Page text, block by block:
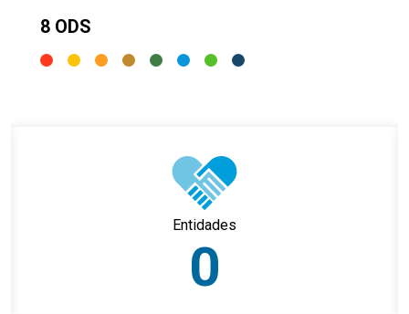
8 ODS
Entidades
0